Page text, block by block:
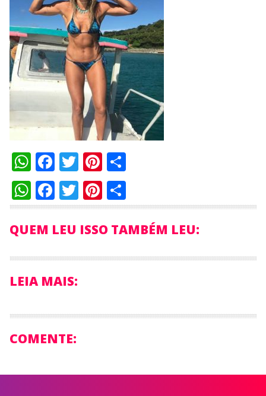
WhatsApp
Facebook
Twitter
Pinterest
Compartilhar
WhatsApp
Facebook
Twitter
Pinterest
Compartilhar
QUEM LEU ISSO TAMBÉM LEU:
LEIA MAIS:
COMENTE: